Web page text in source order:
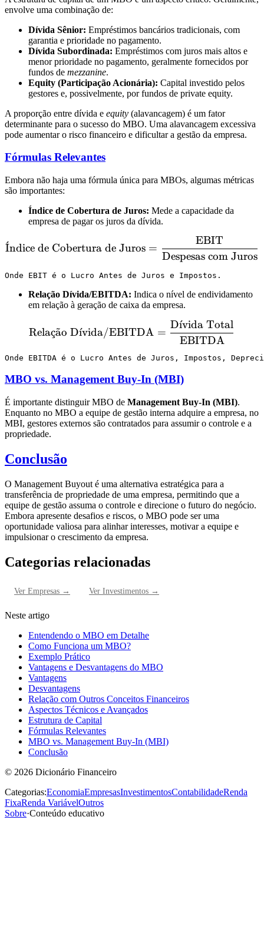
envolve uma combinação de:
Dívida Sênior: Empréstimos bancários tradicionais, com
garantia e prioridade no pagamento.
Dívida Subordinada: Empréstimos com juros mais altos e
menor prioridade no pagamento, geralmente fornecidos por
fundos de mezzanine.
Equity (Participação Acionária): Capital investido pelos
gestores e, possivelmente, por fundos de private equity.
A proporção entre dívida e equity (alavancagem) é um fator
determinante para o sucesso do MBO. Uma alavancagem excessiva
pode aumentar o risco financeiro e dificultar a gestão da empresa.
Fórmulas Relevantes
Embora não haja uma fórmula única para MBOs, algumas métricas
são importantes:
Índice de Cobertura de Juros: Mede a capacidade da
empresa de pagar os juros da dívida.
\text{Índice de
I
ˊndice de Cobertura de Juros =
Despesas com Juros
EBIT
Relação Dívida/EBITDA: Indica o nível de endividamento
em relação à geração de caixa da empresa.
\text{Relação Dívida/
Relac
¸a
˜o Dı
ˊvida/EBITDA =
EBITDA
Dı
ˊvida Total
MBO vs. Management Buy-In (MBI)
É importante distinguir MBO de Management Buy-In (MBI).
Enquanto no MBO a equipe de gestão interna adquire a empresa, no
MBI, gestores externos são contratados para assumir o controle e a
propriedade.
Conclusão
O Management Buyout é uma alternativa estratégica para a
transferência de propriedade de uma empresa, permitindo que a
equipe de gestão assuma o controle e direcione o futuro do negócio.
Embora apresente desafios e riscos, o MBO pode ser uma
oportunidade valiosa para alinhar interesses, motivar a equipe e
impulsionar o crescimento da empresa.
Categorias relacionadas
Ver Empresas → Ver Investimentos →
Neste artigo
Entendendo o MBO em Detalhe
Como Funciona um MBO?
Exemplo Prático
Vantagens e Desvantagens do MBO
Vantagens
Desvantagens
Relação com Outros Conceitos Financeiros
Aspectos Técnicos e Avançados
Estrutura de Capital
Fórmulas Relevantes
MBO vs. Management Buy-In (MBI)
Conclusão
© 2026 Dicionário Financeiro
Categorias:EconomiaEmpresasInvestimentosContabilidadeRenda
FixaRenda VariávelOutros
Sobre·Conteúdo educativo